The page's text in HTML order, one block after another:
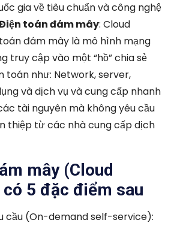
gia về tiêu chuẩn và công nghệ
toán đám mây: Cloud
đám mây là mô hình mạng
truy cập vào một “hồ” chia sẻ
toán như: Network, server,
và dịch vụ và cung cấp nhanh
tài nguyên mà không yêu cầu
thiệp từ các nhà cung cấp dịch
mây (Cloud
5 đặc điểm sau
cầu (On-demand self-service):